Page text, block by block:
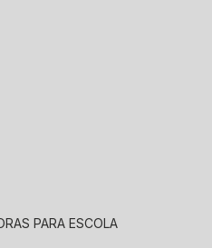
PARA ESCOLA